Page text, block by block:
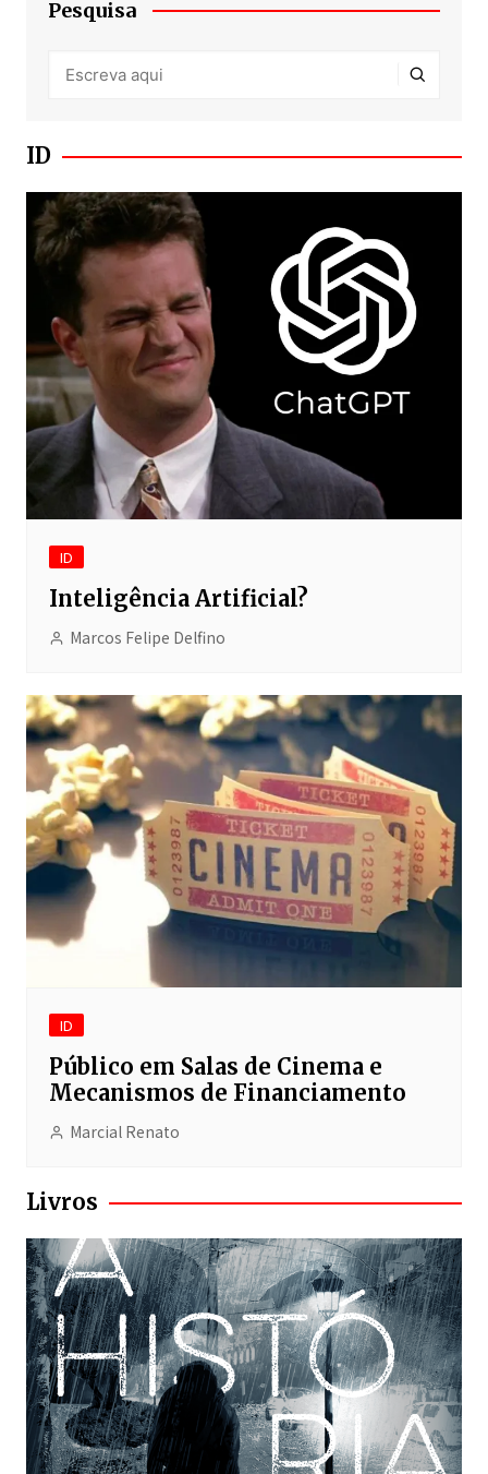
Pesquisa
ID
ID
Inteligência Artificial?
Marcos Felipe Delfino
ID
Público em Salas de Cinema e
Mecanismos de Financiamento
Marcial Renato
Livros